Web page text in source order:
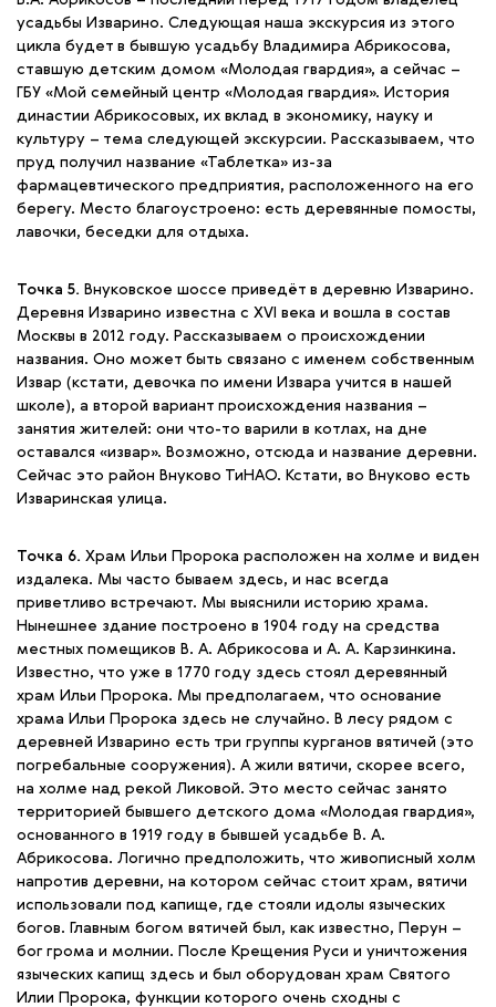
усадьбы Изварино. Следующая наша экскурсия из этого
цикла будет в бывшую усадьбу Владимира Абрикосова,
ставшую детским домом «Молодая гвардия», а сейчас –
ГБУ «Мой семейный центр «Молодая гвардия». История
династии Абрикосовых, их вклад в экономику, науку и
культуру – тема следующей экскурсии. Рассказываем, что
пруд получил название «Таблетка» из-за
фармацевтического предприятия, расположенного на его
берегу. Место благоустроено: есть деревянные помосты,
лавочки, беседки для отдыха.
Точка 5. Внуковское шоссе приведёт в деревню Изварино.
Деревня Изварино известна с XVI века и вошла в состав
Москвы в 2012 году. Рассказываем о происхождении
названия. Оно может быть связано с именем собственным
Извар (кстати, девочка по имени Извара учится в нашей
школе), а второй вариант происхождения названия –
занятия жителей: они что-то варили в котлах, на дне
оставался «извар». Возможно, отсюда и название деревни.
Сейчас это район Внуково ТиНАО. Кстати, во Внуково есть
Изваринская улица.
Точка 6. Храм Ильи Пророка расположен на холме и виден
издалека. Мы часто бываем здесь, и нас всегда
приветливо встречают. Мы выяснили историю храма.
Нынешнее здание построено в 1904 году на средства
местных помещиков В. А. Абрикосова и А. А. Карзинкина.
Известно, что уже в 1770 году здесь стоял деревянный
храм Ильи Пророка. Мы предполагаем, что основание
храма Ильи Пророка здесь не случайно. В лесу рядом с
деревней Изварино есть три группы курганов вятичей (это
погребальные сооружения). А жили вятичи, скорее всего,
на холме над рекой Ликовой. Это место сейчас занято
территорией бывшего детского дома «Молодая гвардия»,
основанного в 1919 году в бывшей усадьбе В. А.
Абрикосова. Логично предположить, что живописный холм
напротив деревни, на котором сейчас стоит храм, вятичи
использовали под капище, где стояли идолы языческих
богов. Главным богом вятичей был, как известно, Перун –
бог грома и молнии. После Крещения Руси и уничтожения
языческих капищ здесь и был оборудован храм Святого
Илии Пророка, функции которого очень сходны с